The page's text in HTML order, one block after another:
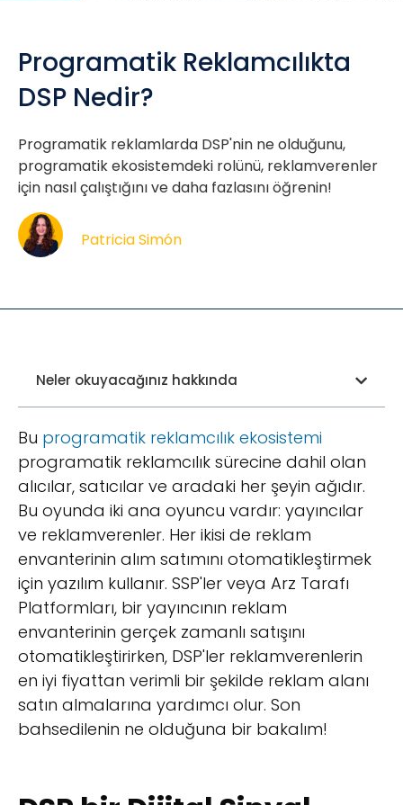
Programatik Reklamcılıkta
DSP Nedir?
Programatik reklamlarda DSP'nin ne olduğunu,
programatik ekosistemdeki rolünü, reklamverenler
için nasıl çalıştığını ve daha fazlasını öğrenin!
Patricia Simón
Neler okuyacağınız hakkında
Bu programatik reklamcılık ekosistemi
programatik reklamcılık sürecine dahil olan
alıcılar, satıcılar ve aradaki her şeyin ağıdır.
Bu oyunda iki ana oyuncu vardır: yayıncılar
ve reklamverenler. Her ikisi de reklam
envanterinin alım satımını otomatikleştirmek
için yazılım kullanır. SSP'ler veya Arz Tarafı
Platformları, bir yayıncının reklam
envanterinin gerçek zamanlı satışını
otomatikleştirirken, DSP'ler reklamverenlerin
en iyi fiyattan verimli bir şekilde reklam alanı
satın almalarına yardımcı olur. Son
bahsedilenin ne olduğuna bir bakalım!